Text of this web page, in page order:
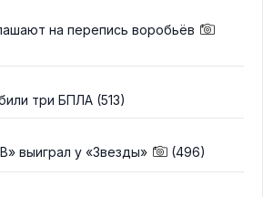
на перепись воробьёв
три БПЛА (513)
выиграл у «Звезды» (496)